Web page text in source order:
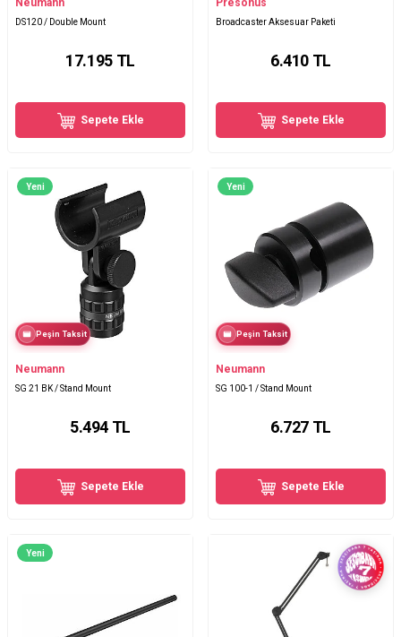
Neumann
DS120 / Double Mount
17.195TL
Sepete Ekle
Presonus
Broadcaster Aksesuar Paketi
6.410 TL
Sepete Ekle
Yeni
Peşin Taksit
Neumann
SG 21 BK / Stand Mount
5.494 TL
Sepete Ekle
Yeni
Peşin Taksit
Neumann
SG 100-1 / Stand Mount
6.727 TL
Sepete Ekle
Yeni